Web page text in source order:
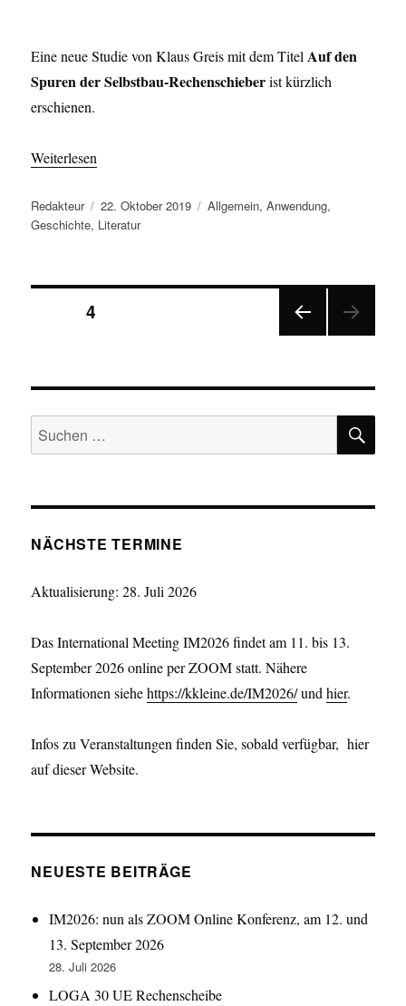
Eine neue Studie von Klaus Greis mit dem TitelAuf den
Spuren der Selbstbau-Rechenschieberist kürzlich
erschienen.
Weiterlesen
Autor
Redakteur
Veröffentlicht
am
22. Oktober 2019 Kategorien
Allgemein,Anwendung,
Geschichte, Literatur
Seitennummerierung
Beiträge
GE
SEIT
E
SEITE4
Suchen
nach:
NÄCHSTE TERMINE
Aktualisierung: 28. Juli 2026
Das International Meeting IM2026 findet am 11. bis 13.
September 2026 online per ZOOM statt. Nähere
Informationen siehehttps://kkleine.de/IM2026/undhier.
Infos zu Veranstaltungen finden Sie, sobald verfügbar, hier
auf dieser Website.
NEUESTE BEITRÄGE
IM2026: nun als ZOOM Online Konferenz, am 12. und
13. September 2026
28. Juli 2026
LOGA 30 UE Rechenscheibe